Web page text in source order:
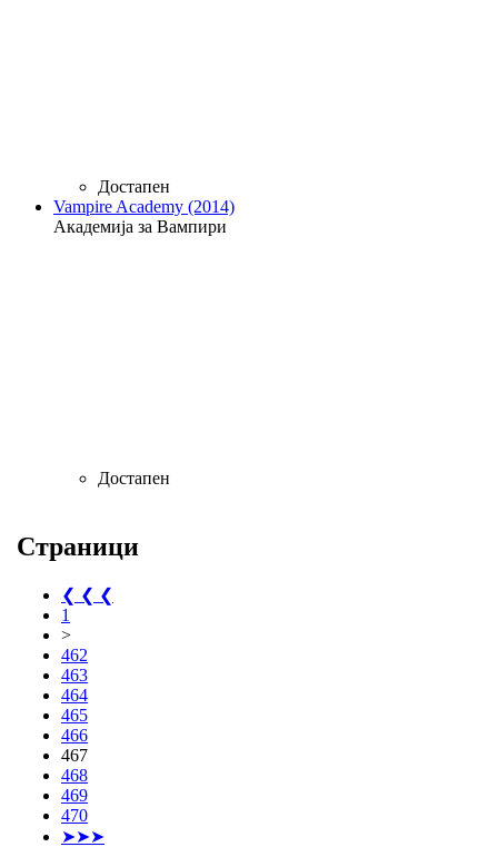
Достапен
Vampire Academy (2014)
Академија за Вампири
Достапен
Страници
❮ ❮ ❮
1
>
462
463
464
465
466
467
468
469
470
➤➤➤